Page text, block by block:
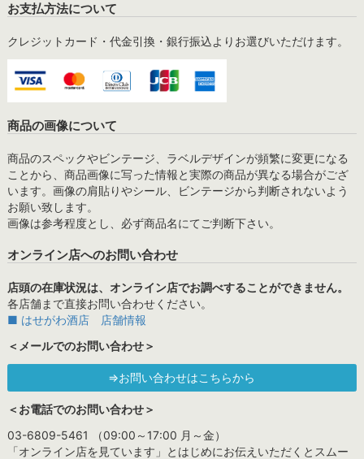
お支払方法について
クレジットカード・代金引換・銀行振込よりお選びいただけます。
商品の画像について
商品のスペックやビンテージ、ラベルデザインが頻繁に変更になる
ことから、商品画像に写った情報と実際の商品が異なる場合がござ
います。画像の肩貼りやシール、ビンテージから判断されないよう
お願い致します。
画像は参考程度とし、必ず商品名にてご判断下さい。
オンライン店へのお問い合わせ
店頭の在庫状況は、オンライン店でお調べすることができません。
各店舗まで直接お問い合わせください。
■ はせがわ酒店 店舗情報
＜メールでのお問い合わせ＞
⇒お問い合わせはこちらから
＜お電話でのお問い合わせ＞
03-6809-5461 （09:00～17:00 月～金）
「オンライン店を見ています」とはじめにお伝えいただくとスムー